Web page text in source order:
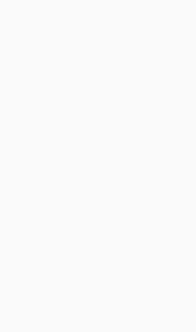
Eine
befindet
Neue
nach